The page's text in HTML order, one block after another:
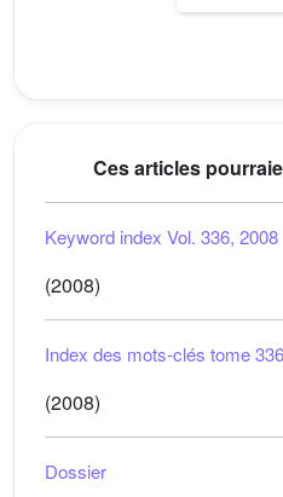
Ces articles
Keyword index Vol. 336, 2008
(2008)
Index des mots-clés tome
(2008)
Dossier